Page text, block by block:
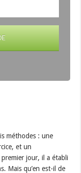
méthodes : une
et un
jour, il a établi
Mais qu’en est-il de